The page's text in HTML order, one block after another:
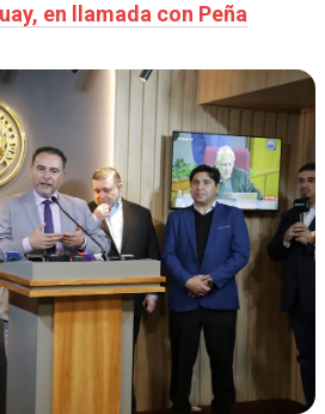
en llamada con Peña